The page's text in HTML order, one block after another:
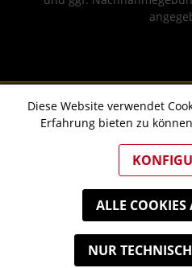
Diese Website verwendet
Erfahrung bieten zu
NUR
ALLE COOKIES